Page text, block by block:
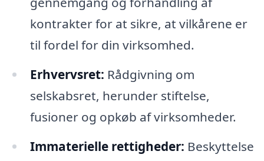
kontrakter for at sikre, at vilkårene er
til fordel for din virksomhed.
Erhvervsret: Rådgivning om
selskabsret, herunder stiftelse,
fusioner og opkøb af virksomheder.
Immaterielle rettigheder: Beskyttelse